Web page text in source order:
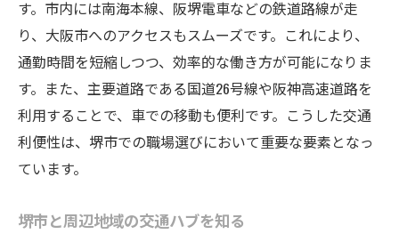
フォーラムや掲示板で得る堺市求人の裏情
報
堺市の求人を最大限に活用して理想の職場を見
つける方法
求人情報から見えてくる理想の職場条件
堺市求人での面接準備と自己PRのポイント
す。市内には南海本線、阪堺電車などの鉄道路線が走
り、大阪市へのアクセスもスムーズです。これにより、
通勤時間を短縮しつつ、効率的な働き方が可能になりま
す。また、主要道路である国道26号線や阪神高速道路を
利用することで、車での移動も便利です。こうした交通
利便性は、堺市での職場選びにおいて重要な要素となっ
ています。
堺市と周辺地域の交通ハブを知る